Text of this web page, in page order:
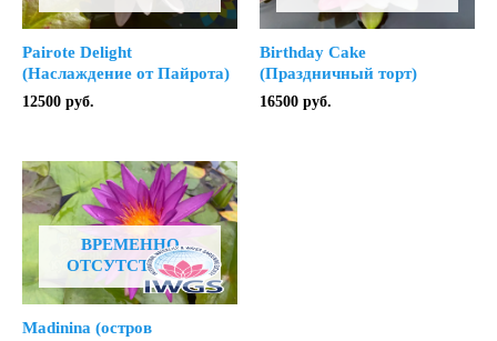
Pairote Delight
(Наслаждение от Пайрота)
12500 руб.
Birthday Cake
(Праздничный торт)
16500 руб.
ВРЕМЕННО
ОТСУТСТВУЕТ
Madinina (остров